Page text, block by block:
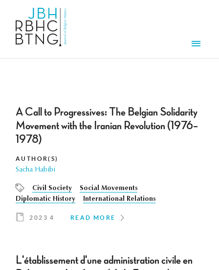
A Call to Progressives: The Belgian Solidarity
Movement with the Iranian Revolution (1976–
1978)
AUTHOR(S)
Sacha Habibi
Civil Society
Social Movements
Diplomatic History
International Relations
2023 4 READ MORE
L'établissement d'une administration civile en